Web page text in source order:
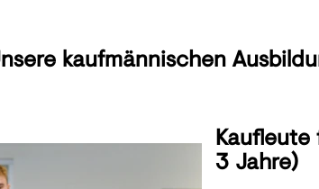
kaufmännischen
3 Jahre)